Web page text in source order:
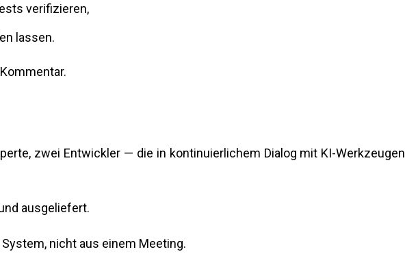
verifizieren,
lassen.
zwei Entwickler — die in kontinuierlichem Dialog mit KI-Werkzeugen
ausgeliefert.
nicht aus einem Meeting.